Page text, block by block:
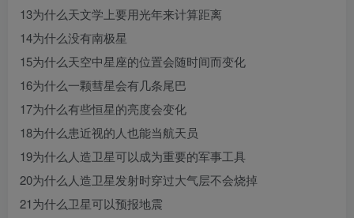
13为什么天文学上要用光年来计算距离
14为什么没有南极星
15为什么天空中星座的位置会随时间而变化
16为什么一颗彗星会有几条尾巴
17为什么有些恒星的亮度会变化
18为什么患近视的人也能当航天员
19为什么人造卫星可以成为重要的军事工具
20为什么人造卫星发射时穿过大气层不会烧掉
21为什么卫星可以预报地震